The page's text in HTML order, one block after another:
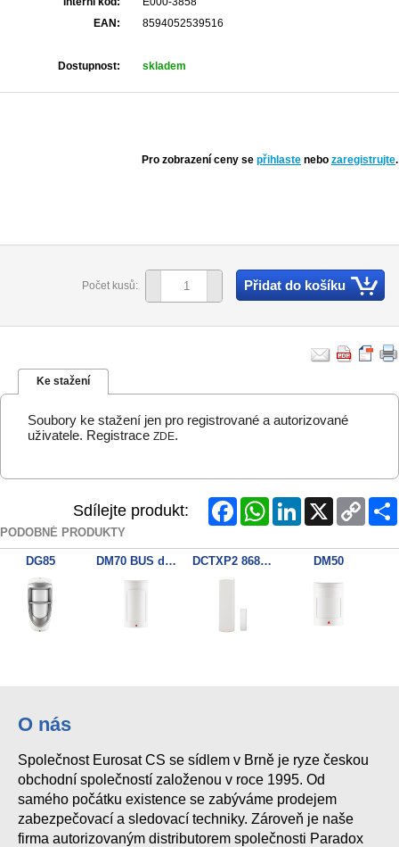
EAN:
8594052539516
Dostupnost: skladem
Pro zobrazení ceny se přihlaste nebo zaregistrujte.
Počet kusů: Přidat do košíku
Ke stažení
Soubory ke stažení jen pro registrované a autorizované
uživatele. Registrace ZDE.
Sdílejte produkt: FacebookWhatsAppLinkedInX
Copy
Link
PODOBNÉ PRODUKTY
DG85 DM70 BUS detektor DCTXP2 868MHz 2zon. kontakt DM50
O nás
Společnost Eurosat CS se sídlem v Brně je ryze českou
obchodní společností založenou v roce 1995. Od
samého počátku existence se zabýváme prodejem
zabezpečovací a sledovací techniky. Zároveň je naše
firma autorizovaným distributorem společnosti Paradox